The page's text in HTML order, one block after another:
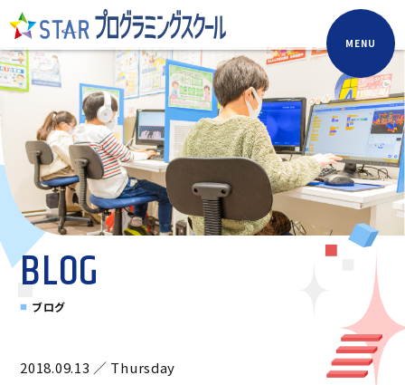
MENU
BLOG
ブログ
2018.09.13 ／ Thursday